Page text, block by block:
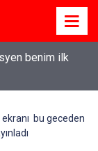
benim ilk
bu geceden